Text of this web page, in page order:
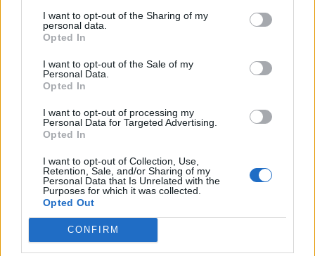
I want to opt-out of the Sharing of my
personal data.
Opted In
I want to opt-out of the Sale of my
Personal Data.
Opted In
I want to opt-out of processing my
Personal Data for Targeted Advertising.
Opted In
I want to opt-out of Collection, Use,
Retention, Sale, and/or Sharing of my
Personal Data that Is Unrelated with the
Purposes for which it was collected.
Opted Out
CONFIRM
Η συμφωνία Arval-Athlon αναδιαμορφώνει την αγορά leasing
VW: Η δύσκολη εξίσωση της
αναδιάρθρωσης
Alpha Bank: Για πρώτη φορά το
ESG Report 2025: Πώς η ΑΒ Βασιλόπουλος μετατρέπει τη
βιωσιμότητα σε καθημερινή πράξη